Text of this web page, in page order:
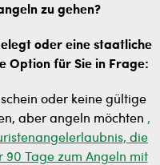
zu gehen?
oder eine staatliche
Option für Sie in Frage:
oder keine gültige
aber angeln möchten ,
die
90 Tage zum Angeln mit